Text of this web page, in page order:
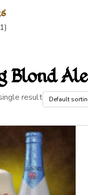
Blond Ale
result